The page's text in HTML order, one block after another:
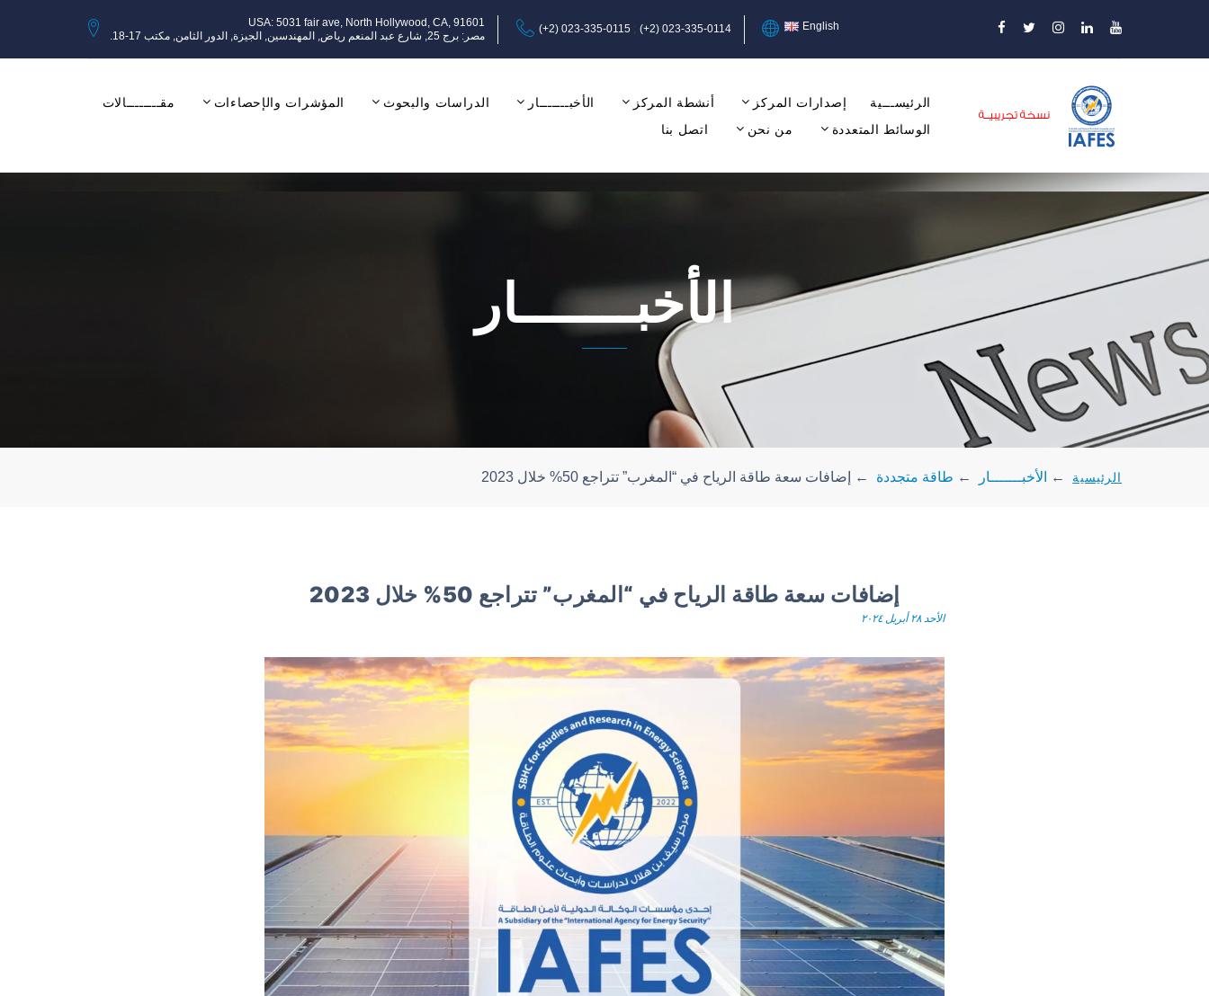
USA: 5031 fair ave, North Hollywood, CA, 91601
مصر: برج 25, شارع عبد المنعم رياض, المهندسين, الجيزة, الدور الثامن, مكتب 17-18.
(+2) 023-335-0115 (+2) 023-335-0114 English
الرئيســـية إصدارات المركز أنشطة المركز الأخبـــــــار الدراسات والبحوث المؤشرات والإحصاءات
مقــــــــالات
الوسائط المتعددة
من نحن اتصل بنا
الأخبـــــــار
الرئيسية ← الأخبـــــــار ← طاقة متجددة ← إضافات سعة طاقة الرياح في “المغرب” تتراجع 50% خلال 2023
إضافات سعة طاقة الرياح في “المغرب” تتراجع 50% خلال 2023
الأحد ٢٨ أبريل ٢٠٢٤